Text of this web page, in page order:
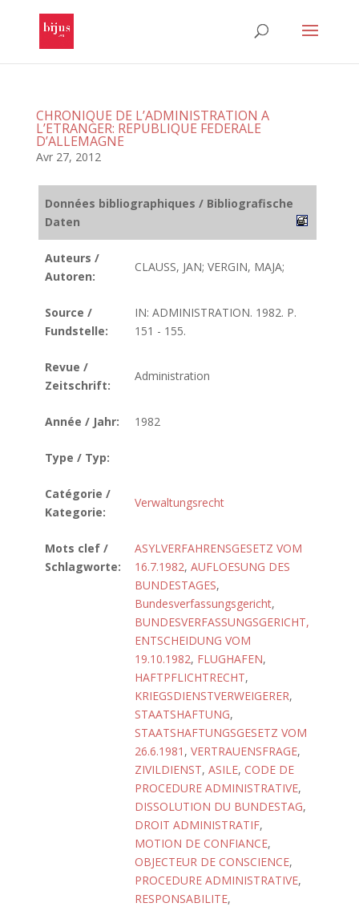
CHRONIQUE DE L’ADMINISTRATION A
L’ETRANGER: REPUBLIQUE FEDERALE
D’ALLEMAGNE
Avr 27, 2012
Données bibliographiques / Bibliografische
Daten
Auteurs /
Autoren:
CLAUSS, JAN; VERGIN, MAJA;
Source /
Fundstelle:
IN: ADMINISTRATION. 1982. P.
151 - 155.
Revue /
Zeitschrift:
Administration
Année / Jahr: 1982
Type / Typ:
Catégorie /
Kategorie:
Verwaltungsrecht
Mots clef /
Schlagworte:
ASYLVERFAHRENSGESETZ VOM
16.7.1982, AUFLOESUNG DES
BUNDESTAGES,
Bundesverfassungsgericht,
BUNDESVERFASSUNGSGERICHT,
ENTSCHEIDUNG VOM
19.10.1982, FLUGHAFEN,
HAFTPFLICHTRECHT,
KRIEGSDIENSTVERWEIGERER,
STAATSHAFTUNG,
STAATSHAFTUNGSGESETZ VOM
26.6.1981 , VERTRAUENSFRAGE,
ZIVILDIENST, ASILE, CODE DE
PROCEDURE ADMINISTRATIVE,
DISSOLUTION DU BUNDESTAG,
DROIT ADMINISTRATIF,
MOTION DE CONFIANCE,
OBJECTEUR DE CONSCIENCE,
PROCEDURE ADMINISTRATIVE,
RESPONSABILITE,